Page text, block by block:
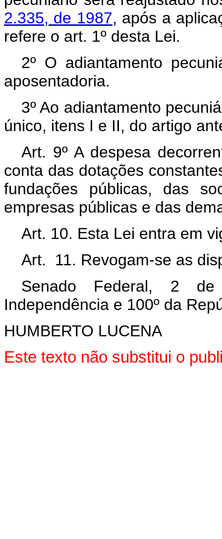
2.335, de 1987, após a
refere o art. 1º desta Lei.
2º O adiantamento
aposentadoria.
3º Ao adiantamento
único, itens I e II, do artigo
Art. 9º A despesa
conta das dotações
fundações públicas, das
empresas públicas e das
Art. 10. Esta Lei entra em
Art.
11. Revogam-se as
Senado Federal, 2
Independência e 100º da
HUMBERTO LUCENA
Este texto não substitui o